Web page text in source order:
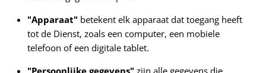
"Apparaat" betekent elk apparaat dat toegang heeft
tot de Dienst, zoals een computer, een mobiele
telefoon of een digitale tablet.